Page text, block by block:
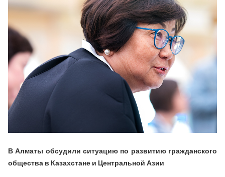
В Алматы обсудили ситуацию по развитию гражданского
общества в Казахстане и Центральной Азии